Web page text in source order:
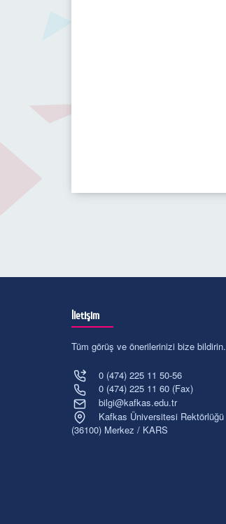
İletişim
Tüm görüş ve önerilerinizi bize bildirin.
0 (474) 225 11 50-56
0 (474) 225 11 60 (Fax)
bilgi@kafkas.edu.tr
Kafkas Üniversitesi Rektörlüğü
(36100) Merkez / KARS